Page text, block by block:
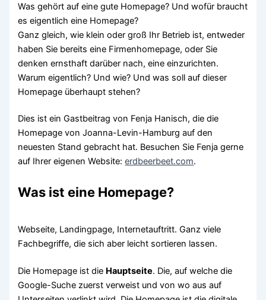
Was gehört auf eine gute Homepage? Und wofür braucht
es eigentlich eine Homepage?
Ganz gleich, wie klein oder groß Ihr Betrieb ist, entweder
haben Sie bereits eine Firmenhomepage, oder Sie
denken ernsthaft darüber nach, eine einzurichten.
Warum eigentlich? Und wie? Und was soll auf dieser
Homepage überhaupt stehen?
Dies ist ein Gastbeitrag von Fenja Hanisch, die die
Homepage von Joanna-Levin-Hamburg auf den
neuesten Stand gebracht hat. Besuchen Sie Fenja gerne
auf Ihrer eigenen Website:erdbeerbeet.com.
Was ist eine Homepage?
Webseite, Landingpage, Internetauftritt. Ganz viele
Fachbegriffe, die sich aber leicht sortieren lassen.
Die Homepage ist die Hauptseite. Die, auf welche die
Google-Suche zuerst verweist und von wo aus auf